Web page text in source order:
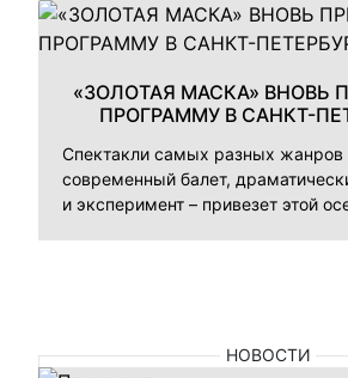
«ЗОЛОТАЯ МАСКА» ВНОВЬ
ПРОГРАММУ В САНКТ-
Спектакли самых разных жанров
современный балет,
и эксперимент – привезет этой
НОВОСТИ